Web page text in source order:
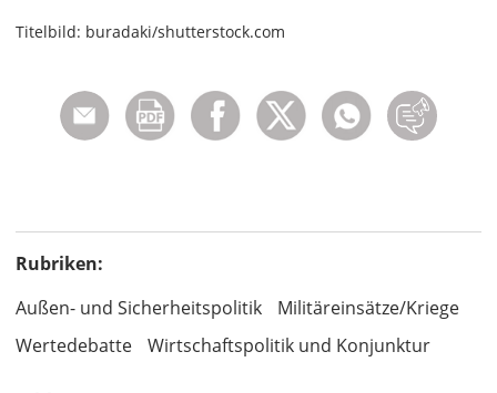
Titelbild: buradaki/shutterstock.com
Rubriken:
Außen- und Sicherheitspolitik
Militäreinsätze/Kriege
Wertedebatte
Wirtschaftspolitik und Konjunktur